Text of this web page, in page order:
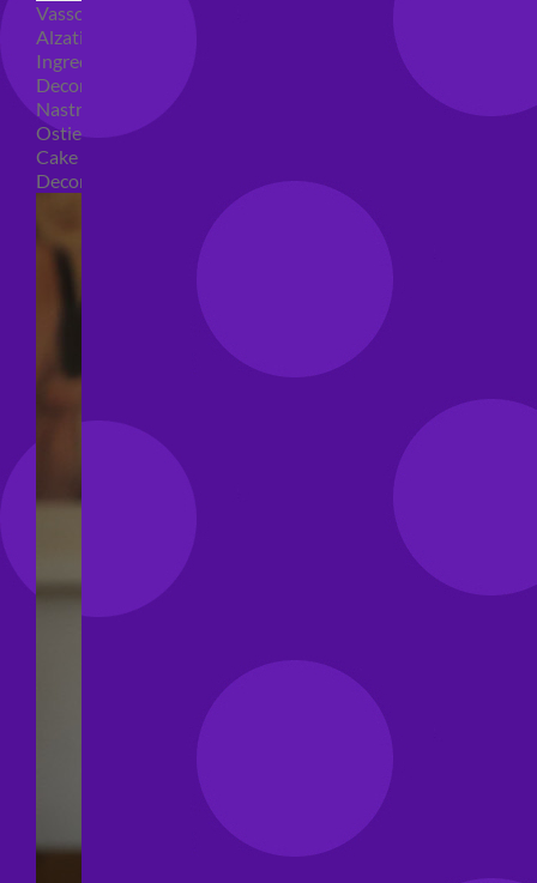
Vassoi e sottotorta
Alzatine per dolci
Ingredienti torte
Decorazioni torte
Nastri e girotorte
Ostie per torte
Cake Topper
Decori per torte